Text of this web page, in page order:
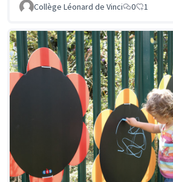
Collège Léonard de Vinci
0 1